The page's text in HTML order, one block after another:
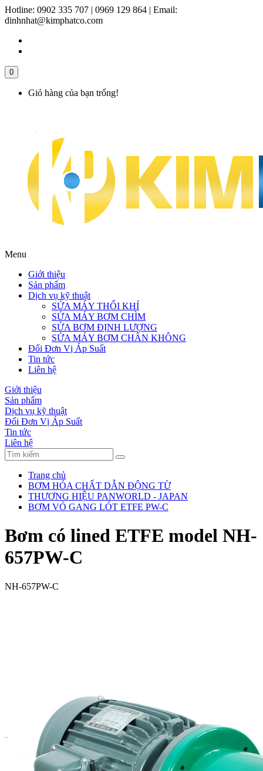
Hotline: 0902 335 707 | 0969 129 864 | Email:
dinhnhat@kimphatco.com
0
Giỏ hàng của bạn trống!
Menu
Giới thiệu
Sản phẩm
Dịch vụ kỹ thuật
SỬA MÁY THỔI KHÍ
SỬA MÁY BƠM CHÌM
SỬA BƠM ĐỊNH LƯỢNG
SỬA MÁY BƠM CHÂN KHÔNG
Đổi Đơn Vị Áp Suất
Tin tức
Liên hệ
Giới thiệu
Sản phẩm
Dịch vụ kỹ thuật
Đổi Đơn Vị Áp Suất
Tin tức
Liên hệ
Trang chủ
BƠM HÓA CHẤT DẪN ĐỘNG TỪ
THƯƠNG HIỆU PANWORLD - JAPAN
BƠM VỎ GANG LÓT ETFE PW-C
Bơm có lined ETFE model NH-
657PW-C
NH-657PW-C